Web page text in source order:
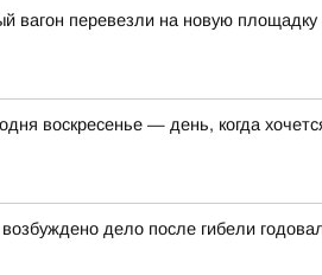
вагон перевезли на новую площадку
воскресенье — день, когда
дело после гибели